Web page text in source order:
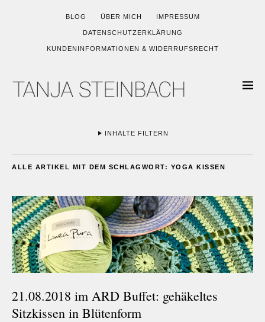
BLOG ÜBER MICH IMPRESSUM
DATENSCHUTZERKLÄRUNG
KUNDENINFORMATIONEN & WIDERRUFSRECHT
INHALTE FILTERN
ALLE ARTIKEL MIT DEM SCHLAGWORT: YOGA KISSEN
21.08.2018 im ARD Buffet: gehäkeltes
Sitzkissen in Blütenform